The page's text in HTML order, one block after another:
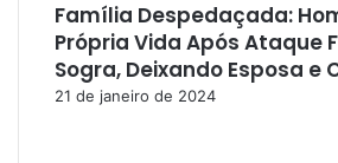
Família Despedaçada:
Própria Vida Após Ataque
Sogra, Deixando Esposa e
21 de janeiro de 2024